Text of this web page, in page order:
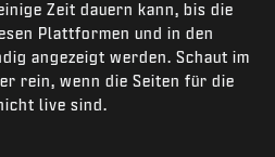
Zeit dauern kann, bis die
Plattformen und in den
angezeigt werden. Schaut im
rein, wenn die Seiten für die
live sind.